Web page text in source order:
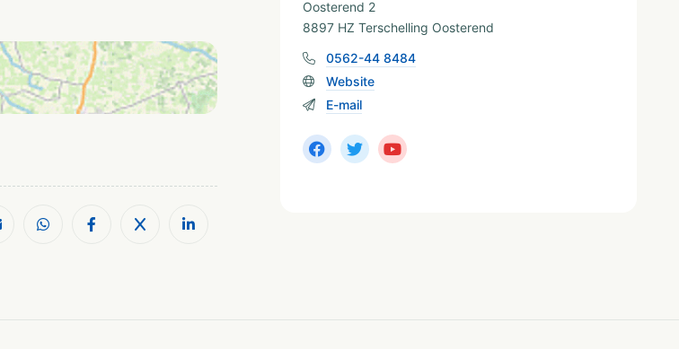
Fietsverhuur
Laadpalen
elektrische auto's
Zee/strand
Wandelroutes
Oosterend 2
8897 HZ Terschelling Oosterend
0562-44 8484
Website
E-mail